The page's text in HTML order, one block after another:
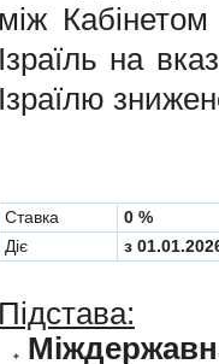
мiж Кабінетом
Ізраїль на
Ізраїлю
Cтавка
0 %
Діє
з
Підстава: